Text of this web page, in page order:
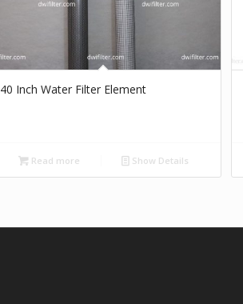
40 Inch Water Filter Element
Read more Show Details